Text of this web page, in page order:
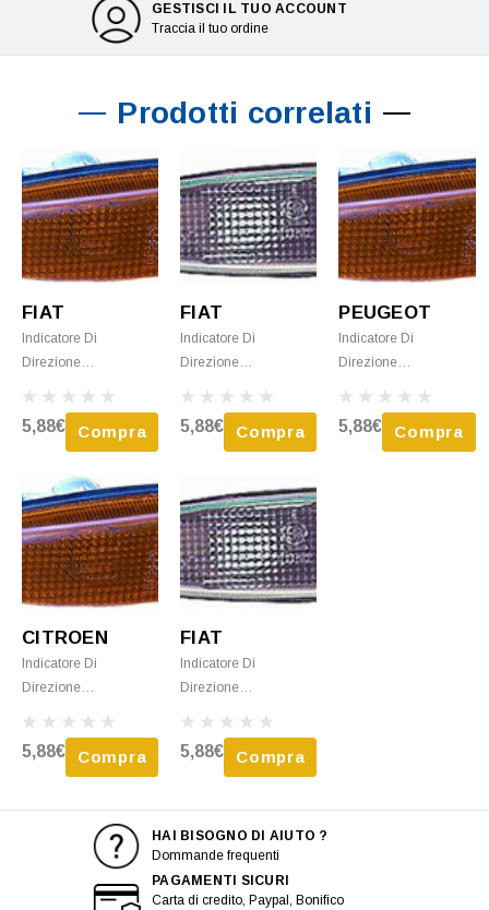
GESTISCI IL TUO ACCOUNT
Traccia il tuo ordine
Prodotti correlati
FIAT
Indicatore Di
Direzione
FIAT SCUDO - 1994 >
2004 Arancio Nuovo
5,88€ Compra
FIAT
Indicatore Di
Direzione
FIAT SCUDO - 2004 >
2006 Incolore Nuovo
5,88€ Compra
PEUGEOT
Indicatore Di
Direzione
PEUGEOT EXPERT -
2004 > 2006 Arancio
5,88€ Compra
CITROEN
Indicatore Di
Direzione
CITROEN JUMPY -
2004 > 2006 Arancio
5,88€ Compra
FIAT
Indicatore Di
Direzione
FIAT SCUDO - 1994 >
2004 Incolore Nuovo
5,88€ Compra
HAI BISOGNO DI AIUTO ?
Dommande frequenti
PAGAMENTI SICURI
Carta di credito, Paypal, Bonifico